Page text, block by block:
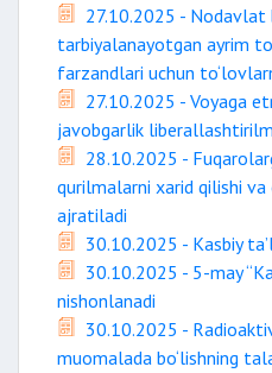
27.10.2025 - Nodavlat
tarbiyalanayotgan ayrim
farzandlari uchun
27.10.2025 - Voyaga
javobgarlik
28.10.2025 -
qurilmalarni xarid qilishi va
ajratiladi
30.10.2025 - Kasbiy
30.10.2025 - 5-may
nishonlanadi
30.10.2025 -
muomalada bo‘lishning